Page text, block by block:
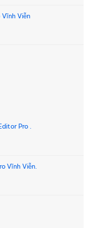
Viễn
Pro .
Vĩnh Viễn.